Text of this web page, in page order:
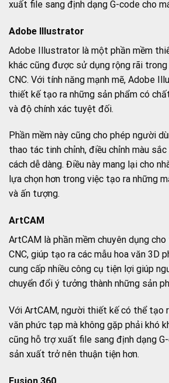
xuất file sang định dạng G-code cho
Adobe Illustrator
Adobe Illustrator là một phần mềm
khác cũng được sử dụng rộng rãi
CNC. Với tính năng mạnh mẽ, Adobe
thiết kế tạo ra những sản phẩm có
và độ chính xác tuyệt đối.
Phần mềm này cũng cho phép người
thao tác tinh chỉnh, điều chỉnh màu
cách dễ dàng. Điều này mang lại cho
lựa chọn hơn trong việc tạo ra những
và ấn tượng.
ArtCAM
ArtCAM là phần mềm chuyên dụng
CNC, giúp tạo ra các mẫu hoa văn 3D
cung cấp nhiều công cụ tiện lợi giúp
chuyển đổi ý tưởng thành những sản
Với ArtCAM, người thiết kế có thể tạo
văn phức tạp mà không gặp phải khó
cũng hỗ trợ xuất file sang định dạng
sản xuất trở nên thuận tiện hơn.